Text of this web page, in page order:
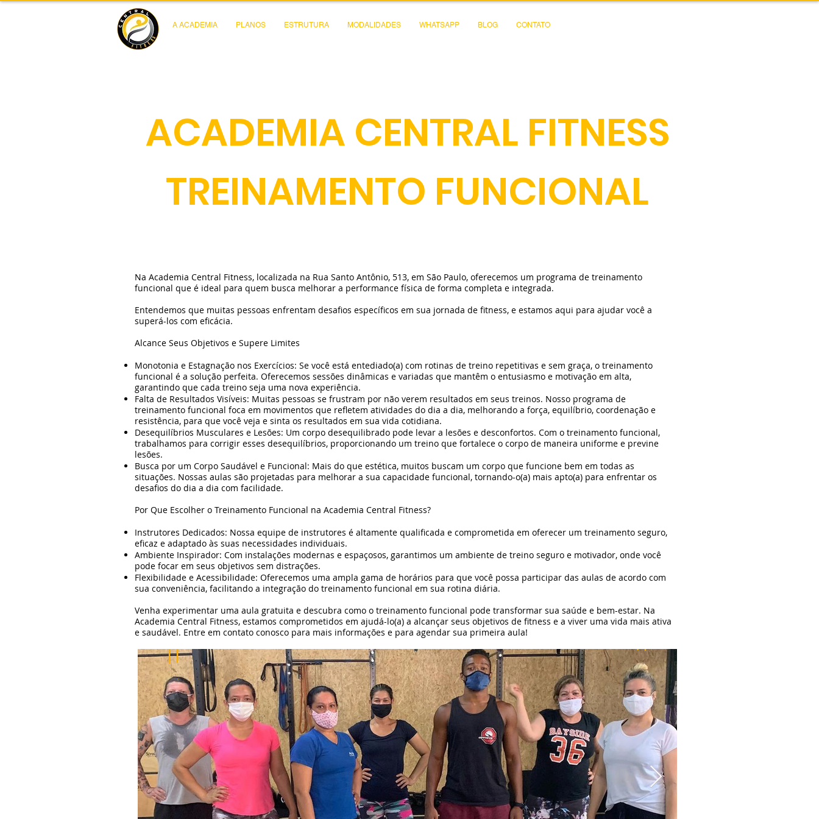
A ACADEMIA PLANOS ESTRUTURA MODALIDADES WHATSAPP BLOG CONTATO
ACADEMIA CENTRAL FITNESS
TREINAMENTO FUNCIONAL
Na Academia Central Fitness, localizada na Rua Santo Antônio, 513, em São Paulo, oferecemos um programa de treinamento
funcional que é ideal para quem busca melhorar a performance física de forma completa e integrada.
Entendemos que muitas pessoas enfrentam desafios específicos em sua jornada de fitness, e estamos aqui para ajudar você a
superá-los com eficácia.
Alcance Seus Objetivos e Supere Limites
Monotonia e Estagnação nos Exercícios: Se você está entediado(a) com rotinas de treino repetitivas e sem graça, o treinamento
funcional é a solução perfeita. Oferecemos sessões dinâmicas e variadas que mantêm o entusiasmo e motivação em alta,
garantindo que cada treino seja uma nova experiência.
Falta de Resultados Visíveis: Muitas pessoas se frustram por não verem resultados em seus treinos. Nosso programa de
treinamento funcional foca em movimentos que refletem atividades do dia a dia, melhorando a força, equilíbrio, coordenação e
resistência, para que você veja e sinta os resultados em sua vida cotidiana.
Desequilíbrios Musculares e Lesões: Um corpo desequilibrado pode levar a lesões e desconfortos. Com o treinamento funcional,
trabalhamos para corrigir esses desequilíbrios, proporcionando um treino que fortalece o corpo de maneira uniforme e previne
lesões.
Busca por um Corpo Saudável e Funcional: Mais do que estética, muitos buscam um corpo que funcione bem em todas as
situações. Nossas aulas são projetadas para melhorar a sua capacidade funcional, tornando-o(a) mais apto(a) para enfrentar os
desafios do dia a dia com facilidade.
Por Que Escolher o Treinamento Funcional na Academia Central Fitness?
Instrutores Dedicados: Nossa equipe de instrutores é altamente qualificada e comprometida em oferecer um treinamento seguro,
eficaz e adaptado às suas necessidades individuais.
Ambiente Inspirador: Com instalações modernas e espaçosos, garantimos um ambiente de treino seguro e motivador, onde você
pode focar em seus objetivos sem distrações.
Flexibilidade e Acessibilidade: Oferecemos uma ampla gama de horários para que você possa participar das aulas de acordo com
sua conveniência, facilitando a integração do treinamento funcional em sua rotina diária.
Venha experimentar uma aula gratuita e descubra como o treinamento funcional pode transformar sua saúde e bem-estar. Na
Academia Central Fitness, estamos comprometidos em ajudá-lo(a) a alcançar seus objetivos de fitness e a viver uma vida mais ativa
e saudável. Entre em contato conosco para mais informações e para agendar sua primeira aula!